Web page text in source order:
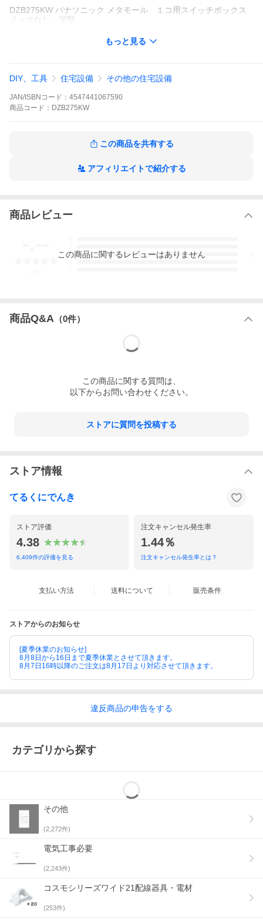
DZB275KW パナソニック メタモール １コ用スイッチボックス
ノックなし 深型
もっと見る
DIY、工具 住宅設備 その他の住宅設備
JAN/ISBNコード： 4547441067590
商品 コード： DZB275KW
この商品を共有する
アフィリエイトで紹介する
商品レビュー
3
この商品に関するレビューはありません
商品Q&A （0件）
この商品に関する質問は、
以下からお問い合わせください。
ストアに質問を投稿する
ストア情報
てるくにでんき
ストア評価
4.38
6,409件の評価を見る
注文キャンセル発生率
1.44％
注文キャンセル発生率とは？
支払い方法 送料について 販売条件
ストアからのお知らせ
[夏季休業のお知らせ]
8月8日から16日まで夏季休業とさせて頂きます。
8月7日16時以降のご注文は8月17日より対応させて頂きます。
違反商品の申告をする
カテゴリから探す
その他
(2,272件)
電気工事必要
(2,243件)
コスモシリーズワイド21配線器具・電材
(253件)